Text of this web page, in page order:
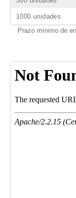
1000 unidades
Prazo mínimo de